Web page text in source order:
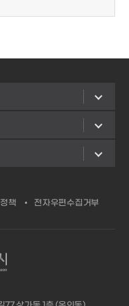
책 전자우편수집거부